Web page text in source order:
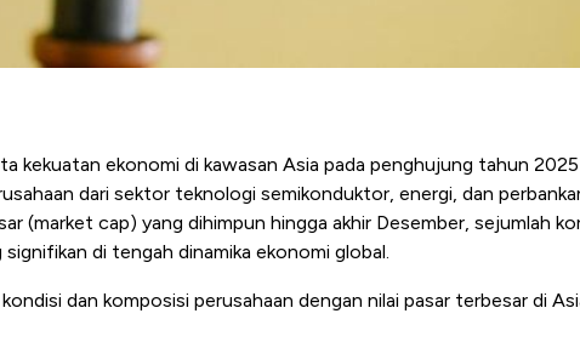
kekuatan ekonomi di kawasan Asia pada penghujung tahun
dari sektor teknologi semikonduktor, energi, dan
(market cap) yang dihimpun hingga akhir Desember, sejumlah
di tengah dinamika ekonomi global.
dan komposisi perusahaan dengan nilai pasar terbesar di